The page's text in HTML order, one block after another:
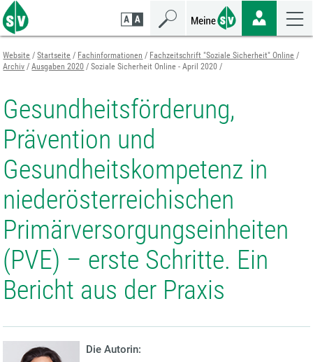
Zum
Seiteninhalt
springen
Zur
Navigation
springen
Zur
Mobilen
Navigation
springen
Website Startseite Fachinformationen
Fachzeitschrift "Soziale Sicherheit" Online
Archiv
Ausgaben 2020 Soziale Sicherheit Online - April 2020
Gesundheitsförderung,
Prävention und
Gesundheitskompetenz in
niederösterreichischen
Primärversorgungseinheiten
(PVE) – erste Schritte. Ein
Bericht aus der Praxis
Die Autorin: